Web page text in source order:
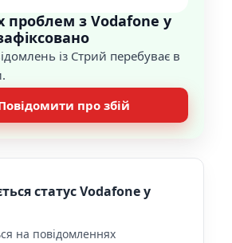
проблем з Vodafone у
із Стрий перебуває в
про збій
статус Vodafone у
на повідомленнях